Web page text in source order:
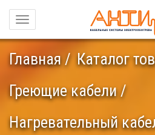
Навигация
Главная
Каталог
Греющие кабели
Нагревательный